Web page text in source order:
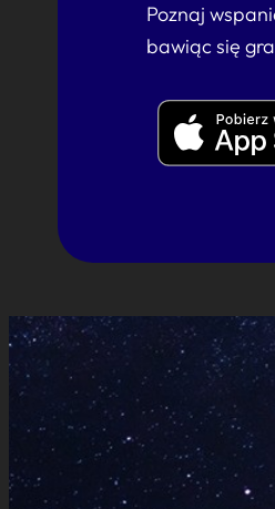
Poznaj
bawiąc się